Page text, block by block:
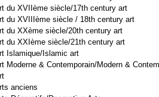
du XVIIème siècle/17th century art
du XVIIIème siècle / 18th century art
du XXème siècle/20th century art
du XXIème siècle/21th century art
Islamique/Islamic art
Moderne & Contemporain/Modern &
anciens